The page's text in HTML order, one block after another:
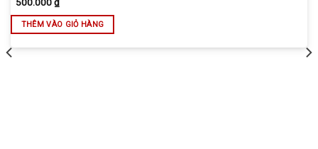
THÊM VÀO GIỎ HÀNG